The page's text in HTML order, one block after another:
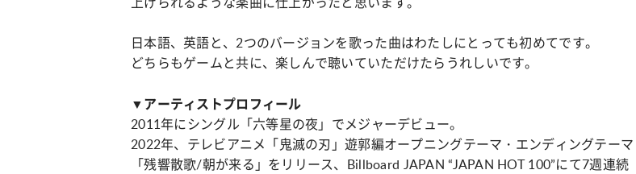
日本語、英語と、2つのバージョンを歌った曲はわたしにとっても初めてです。
どちらもゲームと共に、楽しんで聴いていただけたらうれしいです。
▼アーティストプロフィール
2011年にシングル「六等星の夜」でメジャーデビュー。
2022年、テレビアニメ「鬼滅の刃」遊郭編オープニングテーマ・エンディングテーマ
「残響散歌/朝が来る」をリリース、Billboard JAPAN “JAPAN HOT 100”にて7週連続